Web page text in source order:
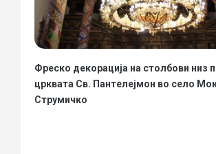
Фреско декорација на столбови низ
црквата Св. Пантелејмон во село
Струмичко